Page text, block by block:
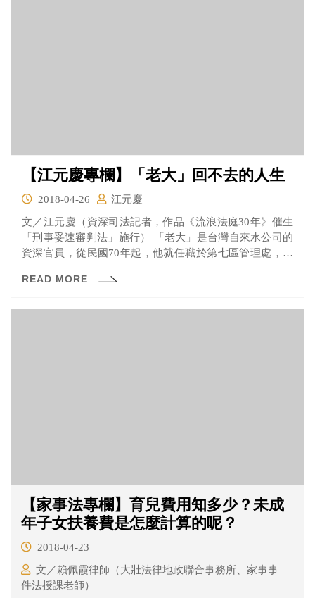
【江元慶專欄】「老大」回不去的人生
2018-04-26
江元慶
文／江元慶（資深司法記者，作品《流浪法庭30年》催生
「刑事妥速審判法」施行） 「老大」是台灣自來水公司的
資深官員，從民國70年起，他就任職於第七區管理處，一
READ MORE
【家事法專欄】育兒費用知多少？未成
年子女扶養費是怎麼計算的呢？
2018-04-23
文／賴佩霞律師（大壯法律地政聯合事務所、家事事
件法授課老師）